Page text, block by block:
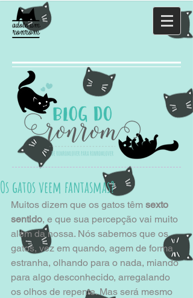
Os gatos veem fantasmas?
Muitos dizem que os gatos têm sexto
sentido, e que sua percepção vai muito
além da nossa. Nós sabemos que os
gatos, vez em quando, agem de forma
estranha, olhando para o nada, miando
para algo desconhecido, arregalando
os olhos de repente. Mas será mesmo